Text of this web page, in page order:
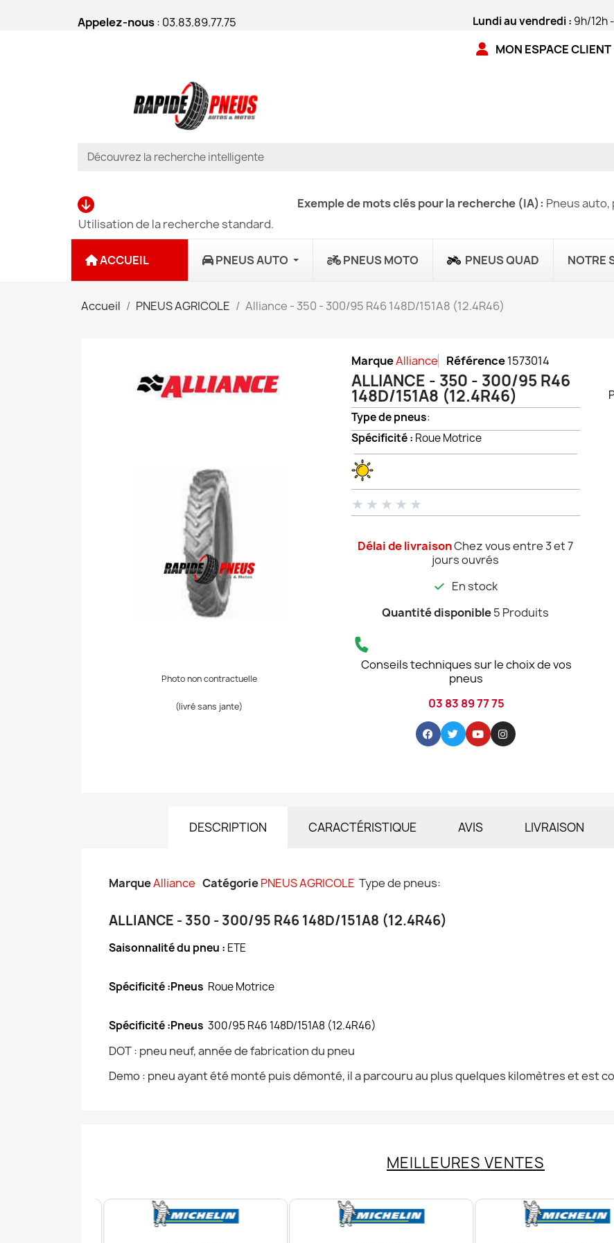
Appelez-nous: 03.83.89.77.75 Lundi au vendredi : 9h/12h
MON ESPACE CLIENT
Utilisation de la recherche standard.
Exemple de mots clés pour la recherche (IA): Pneus auto,
ACCUEIL PNEUS AUTO PNEUS MOTO PNEUS QUAD NOTRE
Accueil PNEUS AGRICOLE Alliance - 350 - 300/95 R46 148D/151A8 (12.4R46)
Photo non contractuelle
(livré sans jante)
MarqueAlliance Référence1573014
ALLIANCE - 350 - 300/95 R46
148D/151A8 (12.4R46)
Type de pneus:
Spécificité : Roue Motrice
★ ★ ★ ★ ★
Délai de livraisonChez vous entre 3 et 7
jours ouvrés
En stock
Quantité disponible5 Produits
Conseils techniques sur le choix de vos
pneus
03 83 89 77 75
DESCRIPTION CARACTÉRISTIQUE AVIS LIVRAISON
MarqueAlliance CatégoriePNEUS AGRICOLE Type de pneus:
ALLIANCE - 350 - 300/95 R46 148D/151A8 (12.4R46)
Saisonnalité du pneu : ETE
Spécificité :Pneus Roue Motrice
Spécificité :Pneus 300/95 R46 148D/151A8 (12.4R46)
DOT : pneu neuf, année de fabrication du pneu
Demo : pneu ayant été monté puis démonté, il a parcouru au plus quelques kilomètres et est
MEILLEURES VENTES